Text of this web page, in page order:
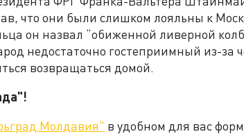
что они были слишком лояльны к
он назвал “обиженной ливерной
недостаточно гостеприимный из-за
возвращаться домой.
Молдавия" в удобном для вас